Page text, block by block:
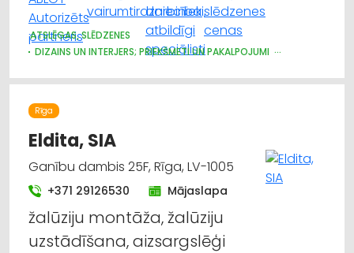
ATSLĒGAS, SLĒDZENES
DIZAINS UN INTERJERS; PRIEKŠMETI UN PAKALPOJUMI
ŽALŪZIJAS, AIZKARU STIEŅI
BŪVMATERIĀLU, BŪVKONSTRUKCIJU TIRDZNIECĪBA
BŪVMATERIĀLU, BŪVKONSTRUKCIJU VAIRUMTIRDZNIECĪBA
APDARES MATERIĀLI: TIRDZNIECĪBA
CELTNIECĪBAS UN REMONTA DARBI
APDARES MATERIĀLI: GRĪDAS SEGUMI
MĒBEĻU RAŽOŠANA, MĒBEĻU SAGATAVES
Rīga
Eldita, SIA
Ganību dambis 25F, Rīga, LV-1005
+371 29126530 Mājaslapa
žalūziju montāža, žalūziju
uzstādīšana, aizsargslēģi